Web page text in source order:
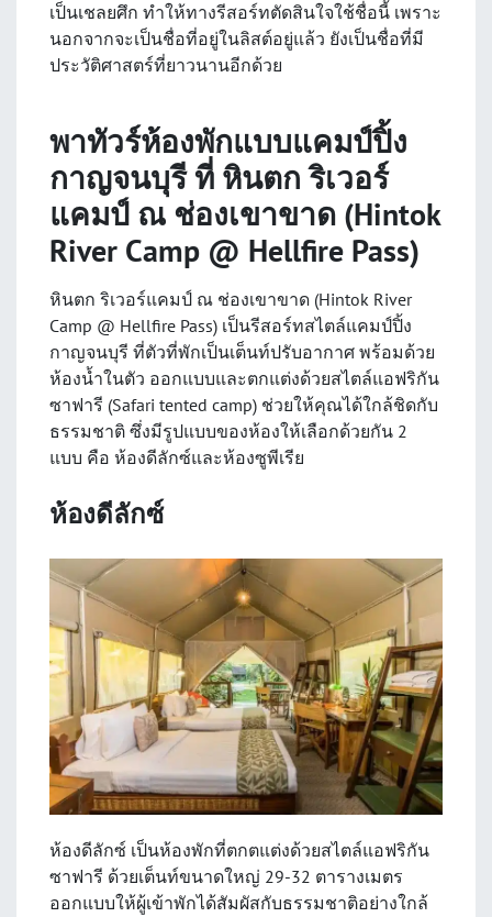
เป็นเชลยศึก ทำให้ทางรีสอร์ทตัดสินใจใช้ชื่อนี้ เพราะ
นอกจากจะเป็นชื่อที่อยู่ในลิสต์อยู่แล้ว ยังเป็นชื่อที่มี
ประวัติศาสตร์ที่ยาวนานอีกด้วย
พาทัวร์ห้องพักแบบแคมป์ปิ้ง
กาญจนบุรีที่ หินตก ริเวอร์
แคมป์ ณ ช่องเขาขาด (Hintok
River Camp @ Hellfire Pass)
หินตก ริเวอร์แคมป์ ณ ช่องเขาขาด (Hintok River
Camp @ Hellfire Pass) เป็นรีสอร์ทสไตล์แคมป์ปิ้ง
กาญจนบุรี ที่ตัวที่พักเป็นเต็นท์ปรับอากาศ พร้อมด้วย
ห้องน้ำในตัว ออกแบบและตกแต่งด้วยสไตล์แอฟริกัน
ซาฟารี (Safari tented camp) ช่วยให้คุณได้ใกล้ชิดกับ
ธรรมชาติ ซึ่งมีรูปแบบของห้องให้เลือกด้วยกัน 2
แบบ คือ ห้องดีลักซ์และห้องซูพีเรีย
ห้องดีลักซ์
ห้องดีลักซ์ เป็นห้องพักที่ตกตแต่งด้วยสไตล์แอฟริกัน
ซาฟารี ด้วยเต็นท์ขนาดใหญ่ 29-32 ตารางเมตร
ออกแบบให้ผู้เข้าพักได้สัมผัสกับธรรมชาติอย่างใกล้